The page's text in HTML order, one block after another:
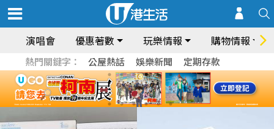
演唱會 優惠著數 玩樂情報 購物情報
熱門關鍵字： 公屋熱話 娛樂新聞 定期存款